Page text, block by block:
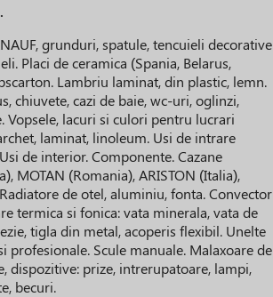
grunduri, spatule, tencuieli decorative
Placi de ceramica (Spania, Belarus,
Lambriu laminat, din plastic, lemn.
chiuvete, cazi de baie, wc-uri, oglinzi,
Vopsele, lacuri si culori pentru lucrari
laminat, linoleum. Usi de intrare
de interior. Componente. Cazane
MOTAN (Romania), ARISTON (Italia),
de otel, aluminiu, fonta. Convector
termica si fonica: vata minerala, vata de
tigla din metal, acoperis flexibil. Unelte
profesionale. Scule manuale. Malaxoare de
dispozitive: prize, intrerupatoare, lampi,
becuri.